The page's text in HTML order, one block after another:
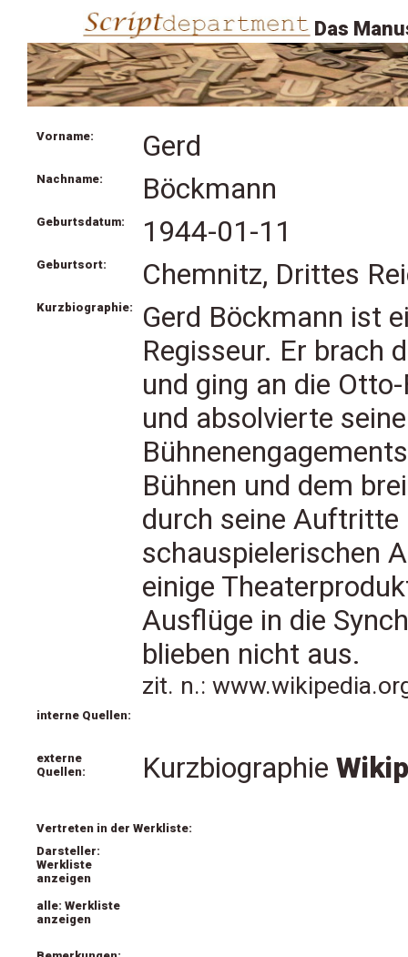
Das
Vorname: Gerd
Nachname: Böckmann
Geburtsdatum: 1944-01-11
Geburtsort: Chemnitz, Drittes
Kurzbiographie:
Gerd Böckmann ist
Regisseur. Er brach
und ging an die
und absolvierte
Bühnen und dem
durch seine Auftritte
schauspielerischen
einige
Ausflüge in die
blieben nicht aus.
zit. n.:
interne Quellen:
externe
Quellen:
Kurzbiographie
Vertreten in der Werkliste:
Darsteller:
Werkliste
anzeigen
alle: Werkliste
anzeigen